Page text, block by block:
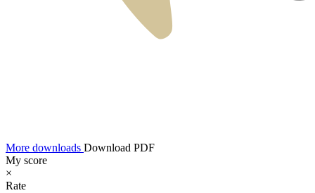
More downloads Download PDF
My score
×
Rate